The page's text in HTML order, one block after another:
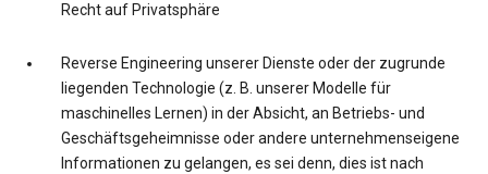
Recht auf Privatsphäre
Reverse Engineering unserer Dienste oder der zugrunde
liegenden Technologie (z. B. unserer Modelle für
maschinelles Lernen) in der Absicht, an Betriebs- und
Geschäftsgeheimnisse oder andere unternehmenseigene
Informationen zu gelangen, es sei denn, dies ist nach